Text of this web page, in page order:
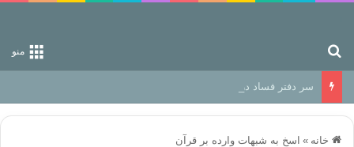
منو
سر دفتر فساد در زمین‌، دوری وکناره‌گیری از راه خداست‌!
خانه » اسخ به شبهات وارده بر قرآن